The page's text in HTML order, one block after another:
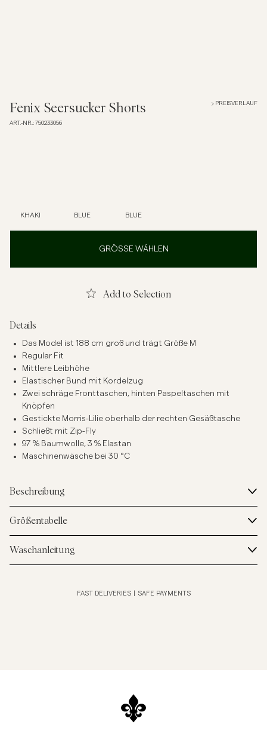
Hemden
T-Shirts
Unterwäsche
Fenix Seersucker Shorts
ART.-NR.: 750233056
PREISVERLAUF
KHAKI BLUE BLUE
GRÖSSE WÄHLEN
Add to Selection
Details
Das Model ist 188 cm groß und trägt Größe M
Regular Fit
Mittlere Leibhöhe
Elastischer Bund mit Kordelzug
Zwei schräge Fronttaschen, hinten Paspeltaschen mit
Knöpfen
Gestickte Morris-Lilie oberhalb der rechten Gesäßtasche
Schließt mit Zip-Fly
97 % Baumwolle, 3 % Elastan
Maschinenwäsche bei 30 °C
Beschreibung
Größentabelle
Waschanleitung
FAST DELIVERIES SAFE PAYMENTS